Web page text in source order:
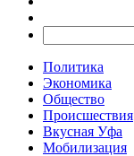
Политика
Экономика
Общество
Происшествия
Вкусная Уфа
Мобилизация